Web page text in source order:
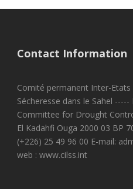
Contact Information
Comité permanent Inter-
Sécheresse dans le Sahel
Committee for Drought
El Kadahfi Ouga 2000 03 BP
(+226) 25 49 96 00 E-mail:
web : www.cilss.int